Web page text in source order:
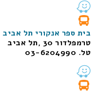
בית ספר אנקורי תל אביב
טרמפלדור 30 ,תל אביב
טל. 03-6204990